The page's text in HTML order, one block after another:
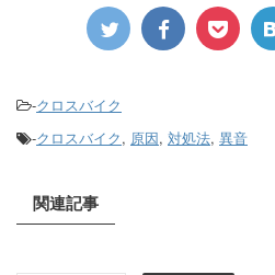
-クロスバイク
-クロスバイク, 原因, 対処法, 異音
関連記事